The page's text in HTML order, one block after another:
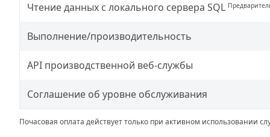
Чтение данных с локального сервера SQL
Выполнение/производительность
API производственной веб-службы
Соглашение об уровне обслуживания
Почасовая оплата действует только при активном